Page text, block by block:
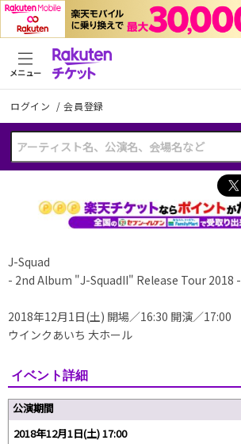
ログイン /会員登録
メニュー
J-Squad
- 2nd Album "J-SquadII" Release Tour 2018 -
2018年12月1日(土) 開場／16:30 開演／17:00
ウインクあいち 大ホール
イベント詳細
公演期間
2018年12月1日(土) 17:00